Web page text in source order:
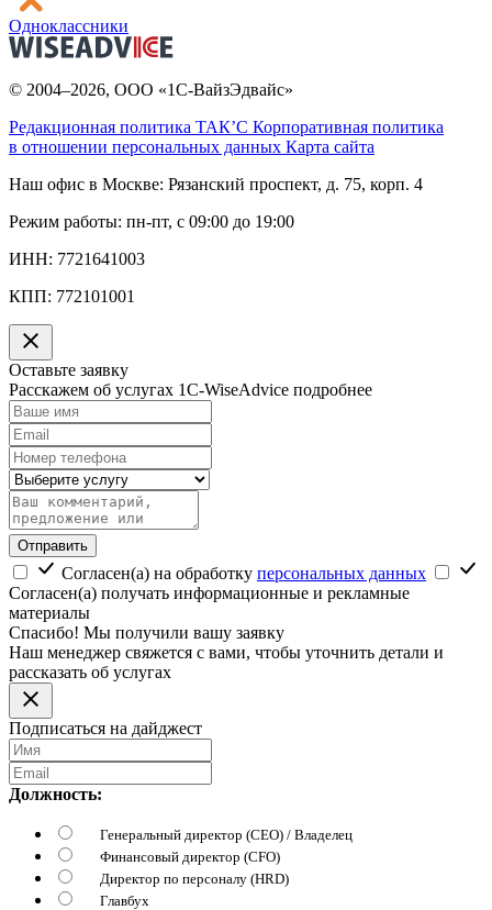
Одноклассники
© 2004–2026, ООО «1С-ВайзЭдвайс»
Редакционная политика ТАК’C Корпоративная политика
в отношении персональных данных Карта сайта
Наш офис в Москве: Рязанский проспект, д. 75, корп. 4
Режим работы: пн-пт, с 09:00 до 19:00
ИНН: 7721641003
КПП: 772101001
Оставьте заявку
Расскажем об услугах 1C-WiseAdvice подробнее
Отправить
Согласен(а) на обработку персональных данных
Согласен(а) получать информационные и рекламные
материалы
Спасибо! Мы получили вашу заявку
Наш менеджер свяжется с вами, чтобы уточнить детали и
рассказать об услугах
Подписаться на дайджест
Должность:
Генеральный директор (CEO) / Владелец
Финансовый директор (CFO)
Директор по персоналу (HRD)
Главбух